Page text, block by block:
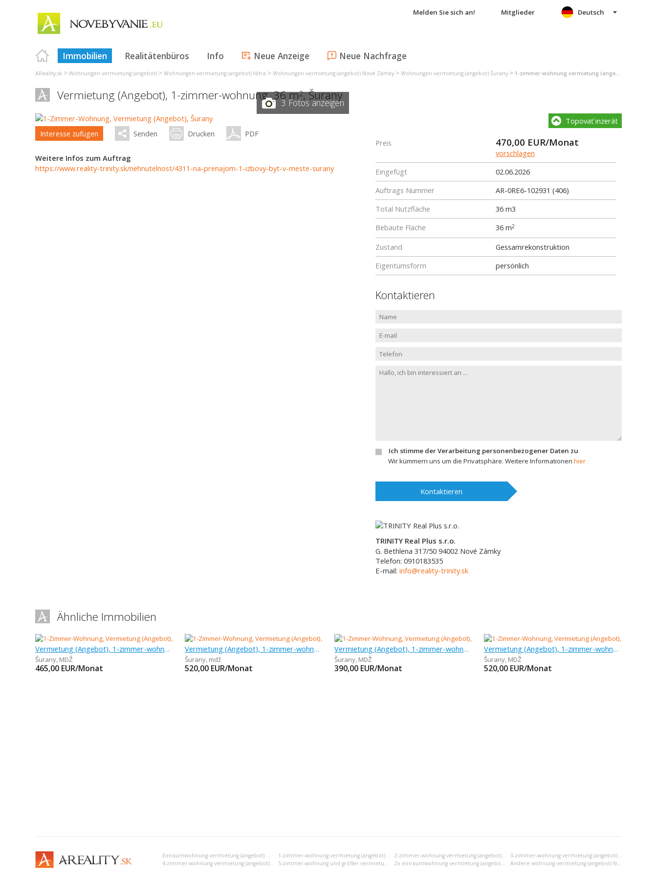
Melden Sie sich an! Mitglieder
Immobilien Realitätenbüros Info Neue Anzeige Neue Nachfrage
Deutsch
AReality.sk > Wohnungen vermietung (angebot) > Wohnungen vermietung (angebot) Nitra > Wohnungen vermietung (angebot) Nové Zámky > Wohnungen vermietung (angebot) Šurany > 1-zimmer-wohnung vermietung (angebot) Šurany
Vermietung (Angebot), 1-zimmer-wohnung, 36 m2,Šurany
3 Fotos anzeigen
Interesse zufügen Senden Drucken PDF
Weitere Infos zum Auftrag
https://www.reality-trinity.sk/nehnutelnost/4311-na-prenajom-1-izbovy-byt-v-meste-surany
Topovať inzerát
Preis 470,00 EUR/Monat
vorschlagen
Eingefügt
02.06.2026
Auftrags Nummer
AR-0RE6-102931 (406)
Total Nutzfläche
36 m3
Bebaute Fläche
36 m2
Zustand
Gessamrekonstruktion
Eigentumsform
persönlich
Kontaktieren
Ich stimme der Verarbeitung personenbezogener Daten zu
Wir kümmern uns um die Privatsphäre. Weitere Informationen hier
Kontaktieren
TRINITY Real Plus s.r.o.
G. Bethlena 317/50 94002 Nové Zámky
Telefon: 0910183535
E-mail: info@reality-trinity.sk
Ähnliche Immobilien
Vermietung (Angebot), 1-zimmer-wohnung, 35 m
Šurany, MDŽ
465,00 EUR/Monat
Vermietung (Angebot), 1-zimmer-wohnung, 35 m
Šurany, mdž
520,00 EUR/Monat
Vermietung (Angebot), 1-zimmer-wohnung, 34,94 m
Šurany, MDŽ
390,00 EUR/Monat
Vermietung (Angebot), 1-zimmer-wohnung, 36 m
Šurany, MDŽ
520,00 EUR/Monat
Einraumwohnung vermietung (angebot) Nové Zámky 1-zimmer-wohnung vermietung (angebot) Nové Zámky 2-zimmer-wohnung vermietung (angebot) Nové Zámky
3-zimmer-wohnung vermietung (angebot) Nové Zámky
4-zimmer-wohnung vermietung (angebot) Nové Zámky
5-zimmer-wohnung und größer vermietung (angebot) Nové Zámky 2x einraumwohnung vermietung (angebot) Nové Zámky Andere wohnung vermietung (angebot) Nové Zámky